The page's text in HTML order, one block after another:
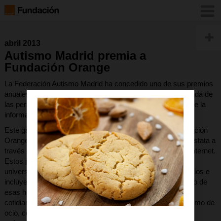
abril 2013
Autismo Madrid premia a
Fundación Orange
La Federación Autismo Madrid ha concedido uno de sus premios
anuales a la Fundación Orange, por mejorar la calidad de vida de
las personas con TEA mediante el uso de las tecnologías de la
información y la comunicación.
Este galardón reconoce una decidida apuesta que la Fundación
Orange viene desarrollando desde hace años y que se constata a
través de diferentes aplicaciones de descarga gratuita en Internet.
Estos proyectos, que se realizan en colaboración con
universidades, expertos, empresas, asociaciones de usuarios e
incluyendo a los usuarios finales en el proceso de desarrollo de
esas herramientas, abarcan diferentes aspectos de la vida
cotidiana de las personas con autismo, tanto educativos como de
ocio, comunicación, planificación, etc. Ejemplos de estas